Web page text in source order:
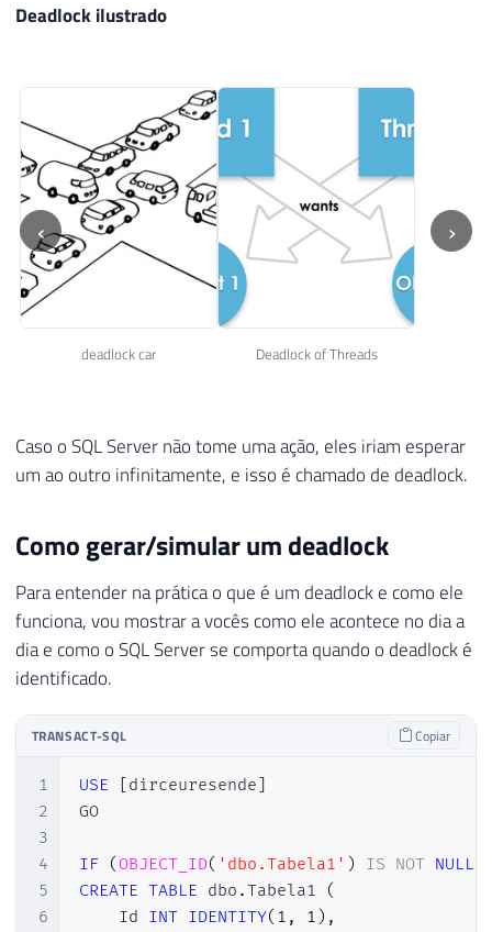
Deadlock ilustrado
‹
deadlock car Deadlock of Threads
›
Caso o SQL Server não tome uma ação, eles iriam esperar
um ao outro infinitamente, e isso é chamado de deadlock.
Como gerar/simular um deadlock
Para entender na prática o que é um deadlock e como ele
funciona, vou mostrar a vocês como ele acontece no dia a
dia e como o SQL Server se comporta quando o deadlock é
identificado.
TRANSACT-SQL Copiar
1
2
3
4
5
6
USE [dirceuresende]
GO
IF (OBJECT_ID( 'dbo.Tabela1' ) IS NOT NULL
CREATE TABLE dbo .Tabela1
(
    Id
INT IDENTITY( 1 , 1 ) ,